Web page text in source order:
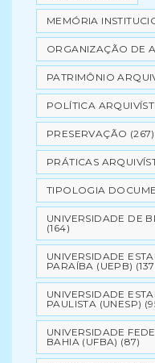
MEMÓRIA
ORGANIZAÇÃO DE
PATRIMÔNIO
POLÍTICA
PRESERVAÇÃO (267)
PRÁTICAS
TIPOLOGIA
UNIVERSIDADE DE
(164)
UNIVERSIDADE
PARAÍBA (UEPB)
UNIVERSIDADE
PAULISTA (UNESP)
UNIVERSIDADE
BAHIA (UFBA) (87)